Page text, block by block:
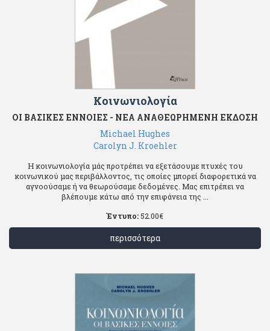
Κοινωνιολογία
ΟΙ ΒΑΣΙΚΕΣ ΕΝΝΟΙΕΣ - ΝΕΑ ΑΝΑΘΕΩΡΗΜΕΝΗ ΕΚΔΟΣΗ
Michael Hughes
Carolyn J. Kroehler
Η κοινωνιολογία μάς προτρέπει να εξετάσουμε πτυχές του
κοινωνικού μας περιβάλλοντος, τις οποίες μπορεί διαφορετικά να
αγνοούσαμε ή να θεωρούσαμε δεδομένες. Μας επιτρέπει να
βλέπουμε κάτω από την επιφάνεια της ...
Έντυπο: 52.00€
περισσότερα